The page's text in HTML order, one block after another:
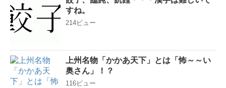
すね。
214ビュー
上州名物「かかあ天下」とは「怖～～い
奥さん」！？
116ビュー